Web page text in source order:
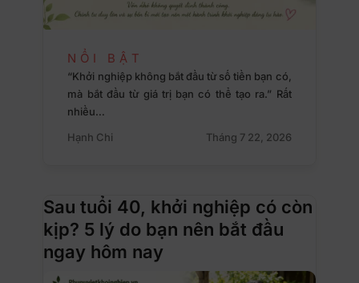
NỔI BẬT
“Khởi nghiệp không bắt đầu từ số tiền bạn có,
mà bắt đầu từ giá trị bạn có thể tạo ra.” Rất
nhiều…
Hạnh Chi
Tháng 7 22, 2026
Sau tuổi 40, khởi nghiệp có còn
kịp? 5 lý do bạn nên bắt đầu
ngay hôm nay